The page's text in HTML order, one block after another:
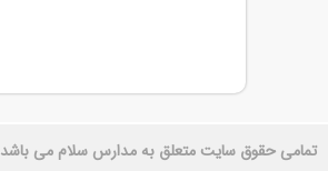
تمامی حقوق سایت متعلق به مدارس سلام می باشد